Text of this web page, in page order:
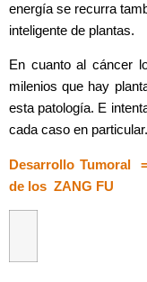
energía se recurra
inteligente de plantas.
En cuanto al cáncer
milenios que hay
esta patología. E
cada caso en particular.
Desarrollo Tumoral
de los ZANG FU